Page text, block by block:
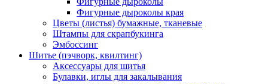
Фигурные дыроколы края
Цветы (листья) бумажные, тканевые
Штампы для скрапбукинга
Эмбоссинг
Шитье (пэчворк, квилтинг)
Аксессуары для шитья
Булавки, иглы для закалывания